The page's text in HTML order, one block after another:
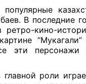
В последние
кино-
эти
главной роли